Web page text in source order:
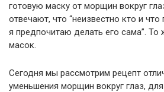
готовую маску от морщин вокруг
отвечают, что “неизвестно кто и
я предпочитаю делать его сама”. То
масок.
Сегодня мы рассмотрим рецепт
уменьшения морщин вокруг глаз,